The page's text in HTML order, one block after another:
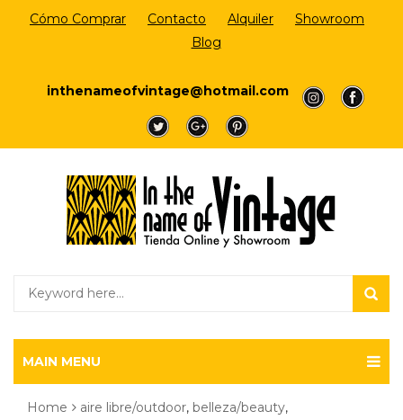
Cómo Comprar Contacto Alquiler
Showroom
Blog
inthenameofvintage@hotmail.com
a
a
a
a a
MAIN MENU
Home aire libre/outdoor, belleza/beauty,